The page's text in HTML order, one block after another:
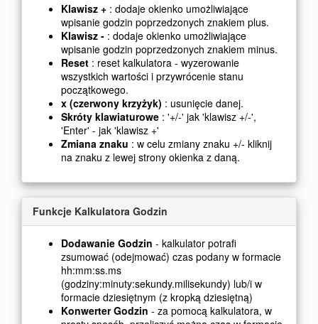
Klawisz + : dodaje okienko umożliwiające
wpisanie godzin poprzedzonych znakiem plus.
Klawisz - : dodaje okienko umożliwiające
wpisanie godzin poprzedzonych znakiem minus.
Reset : reset kalkulatora - wyzerowanie
wszystkich wartości i przywrócenie stanu
początkowego.
x (czerwony krzyżyk) : usunięcie danej.
Skróty klawiaturowe : '+/-' jak 'klawisz +/-',
'Enter' - jak 'klawisz +'
Zmiana znaku : w celu zmiany znaku +/- kliknij
na znaku z lewej strony okienka z daną.
Funkcje Kalkulatora Godzin
Dodawanie Godzin - kalkulator potrafi
zsumować (odejmować) czas podany w formacie
hh:mm:ss.ms
(godziny:minuty:sekundy.milisekundy) lub/i w
formacie dziesiętnym (z kropką dziesiętną)
Konwerter Godzin - za pomocą kalkulatora, w